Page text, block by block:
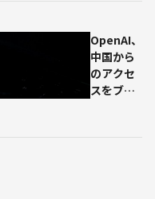
「SB
TEMPUS」
設立
OpenAI、
中国から
のアクセ
スをブロ